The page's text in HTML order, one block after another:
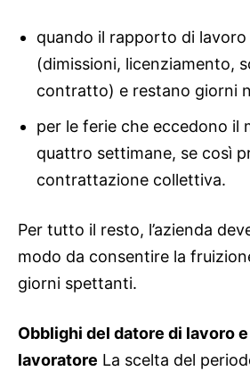
quando il rapporto di lavoro
(dimissioni, licenziamento,
contratto) e restano giorni
per le ferie che eccedono il
quattro settimane, se così
contrattazione collettiva.
Per tutto il resto, l’azienda
modo da consentire la
giorni spettanti.
Obblighi del datore di lavoro
lavoratore La scelta del